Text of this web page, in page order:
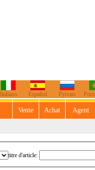
Italiano Español Русско
Vente Achat Agent
titre d'article: